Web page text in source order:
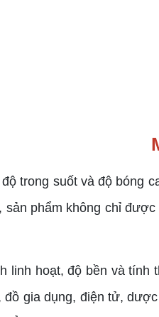
trong suốt và độ bóng
phẩm không chỉ
hoạt, độ bền và tính
gia dụng, điện tử,